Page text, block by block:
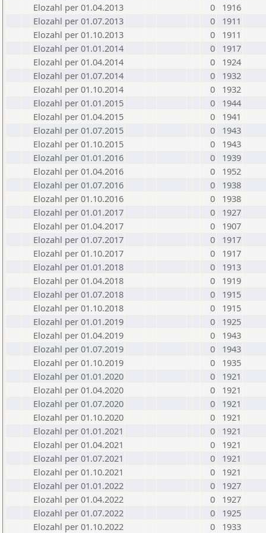
Elozahl per 01.04.2013
0
1916
Elozahl per 01.07.2013
0
1911
Elozahl per 01.10.2013
0
1911
Elozahl per 01.01.2014
0
1917
Elozahl per 01.04.2014
0
1924
Elozahl per 01.07.2014
0
1932
Elozahl per 01.10.2014
0
1932
Elozahl per 01.01.2015
0
1944
Elozahl per 01.04.2015
0
1941
Elozahl per 01.07.2015
0
1943
Elozahl per 01.10.2015
0
1943
Elozahl per 01.01.2016
0
1939
Elozahl per 01.04.2016
0
1952
Elozahl per 01.07.2016
0
1938
Elozahl per 01.10.2016
0
1938
Elozahl per 01.01.2017
0
1927
Elozahl per 01.04.2017
0
1907
Elozahl per 01.07.2017
0
1917
Elozahl per 01.10.2017
0
1917
Elozahl per 01.01.2018
0
1913
Elozahl per 01.04.2018
0
1919
Elozahl per 01.07.2018
0
1915
Elozahl per 01.10.2018
0
1915
Elozahl per 01.01.2019
0
1925
Elozahl per 01.04.2019
0
1943
Elozahl per 01.07.2019
0
1943
Elozahl per 01.10.2019
0
1935
Elozahl per 01.01.2020
0
1921
Elozahl per 01.04.2020
0
1921
Elozahl per 01.07.2020
0
1921
Elozahl per 01.10.2020
0
1921
Elozahl per 01.01.2021
0
1921
Elozahl per 01.04.2021
0
1921
Elozahl per 01.07.2021
0
1921
Elozahl per 01.10.2021
0
1921
Elozahl per 01.01.2022
0
1927
Elozahl per 01.04.2022
0
1927
Elozahl per 01.07.2022
0
1925
Elozahl per 01.10.2022
0
1933